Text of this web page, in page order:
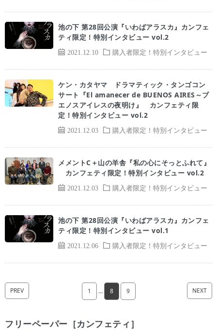
2021.12.10 購入者限定！特別インタビュー
池の下 第28回公演『いわばアラスカ』カンフェ
ティ限定！特別インタビュー vol.2
2021.12.03 購入者限定！特別インタビュー
ケン・カタヤマ ドラマティック・タンゴコン
サート『El amanecer de BUENOS AIRES～ブ
エノスアイレスの夜明け』 カンフェティ限
定！特別インタビュー vol.2
2021.12.03 購入者限定！特別インタビュー
メメントC＋山の羊舎『私の心にそっとふれて』
カンフェティ限定！特別インタビュー vol.2
2021.12.06 購入者限定！特別インタビュー
池の下 第28回公演『いわばアラスカ』カンフェ
ティ限定！特別インタビュー vol.1
PREV 1 … 8 9 NEXT
フリーペーパー［カンフェティ］